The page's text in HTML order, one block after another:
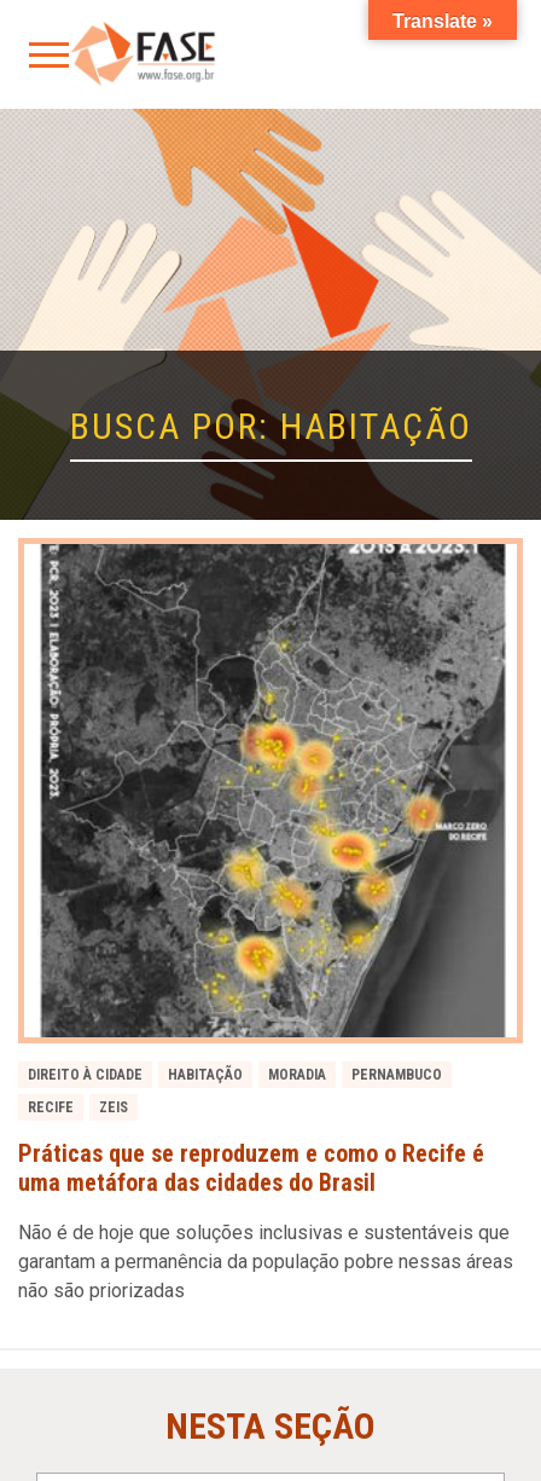
BUSCA POR: HABITAÇÃO
DIREITO À CIDADE HABITAÇÃO MORADIA
PERNAMBUCO
RECIFE
ZEIS
Práticas que se reproduzem e como o Recife é
uma metáfora das cidades do Brasil
Não é de hoje que soluções inclusivas e sustentáveis que
garantam a permanência da população pobre nessas áreas
não são priorizadas
NESTA SEÇÃO
Translate »